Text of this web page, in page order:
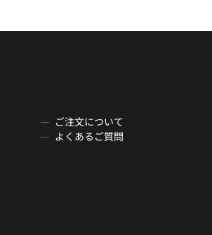
ご注文について
よくあるご質問